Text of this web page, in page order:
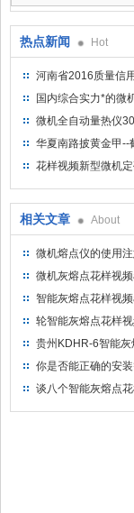
热点新闻 Hot
河南省2016质量信
量热仪
国内综合实力*的微
仪制造企业
微机全自动量热仪
出售
华夏南路披黄金甲--
视频仪器仪表有限
花样视频新型微机
相关文章 About
微机熔点仪的使用
修
微机灰熔点花样视
下载的安装技巧
智能灰熔点花样视
下载的安装分软件
轮智能灰熔点花样
版下载，还看花样
贵州KDHR-6智能灰
频app最新版下载灰
你是否能正确的安
花样视频app最新版
谈八个智能灰熔点